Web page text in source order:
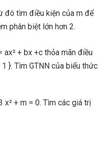
đó tìm điều kiện của m để
phân biệt lớn hơn 2.
+ bx +c thỏa mãn điều
}. Tìm GTNN của biểu thức
x² + m = 0. Tìm các giá trị